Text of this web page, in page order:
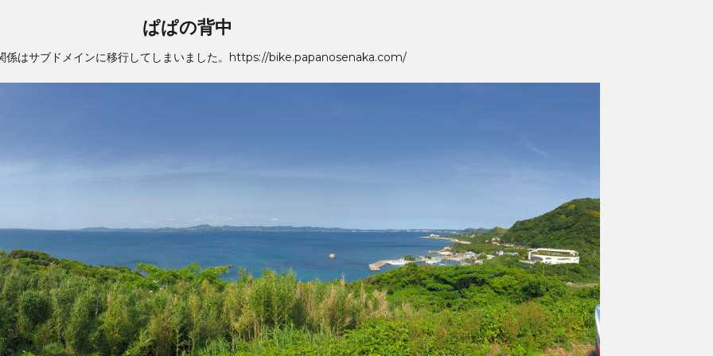
ぱぱの背中
係はサブドメインに移行してしまいました。https://bike.papanosenaka.com/